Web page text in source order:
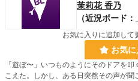
茉莉花 香乃
（近況ボード：
お気に入りに追加して
お気
「遊ぼ〜」いつものようにそのドアを
こえた。しかし、ある日突然その声が聞